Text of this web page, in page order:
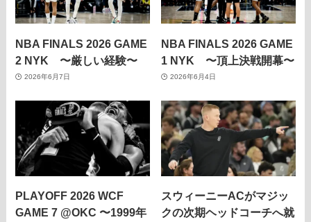
NBA FINALS 2026 GAME
2 NYK 〜厳しい経験〜
2026年6月7日
NBA FINALS 2026 GAME
1 NYK 〜頂上決戦開幕〜
2026年6月4日
PLAYOFF 2026 WCF
GAME 7 @OKC 〜1999年
スウィーニーACがマジッ
クの次期ヘッドコーチへ就